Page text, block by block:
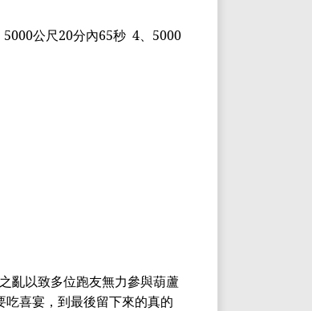
5000公尺20分內65秒 4、 5000
亂以致多位跑友無力參與葫蘆
喜宴，到最後留下來的真的